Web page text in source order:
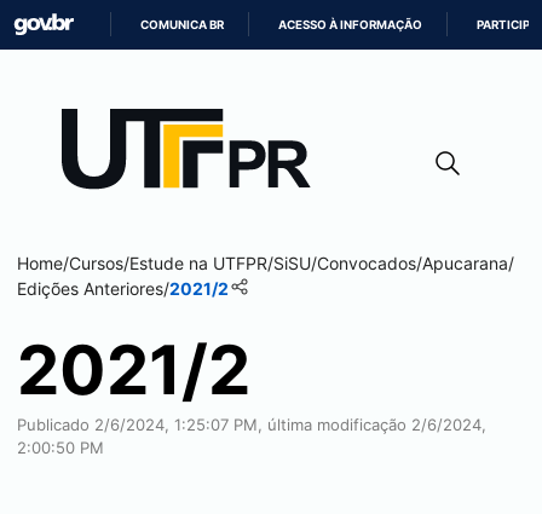
CONTEÚDO
COMUNICA BR ACESSO À INFORMAÇÃO PARTICIPE
Home/Cursos/Estude na UTFPR/SiSU/Convocados/Apucarana/
Edições Anteriores/2021/2
2021/2
Publicado 2/6/2024, 1:25:07 PM, última modificação 2/6/2024,
2:00:50 PM